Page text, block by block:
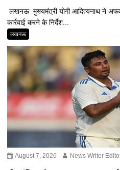
लखनऊ मुख्यमंत्री योगी आदित्यनाथ ने
कार्रवाई करने के निर्देश...
लखनऊ
August 7, 2026 News Writer